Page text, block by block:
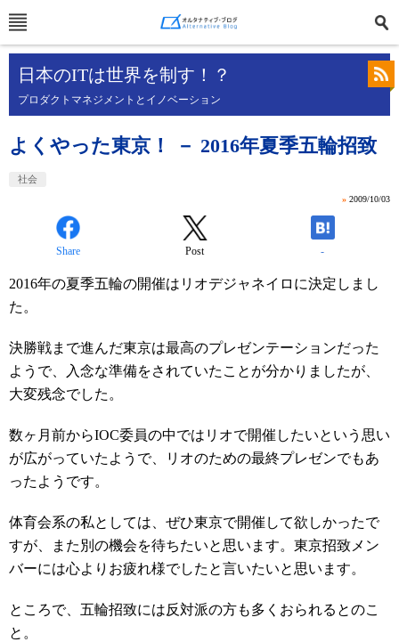
日本のITは世界を制す！？
プロダクトマネジメントとイノベーション
よくやった東京！ － 2016年夏季五輪招致
社会
» 2009/10/03
Share Post -
2016年の夏季五輪の開催はリオデジャネイロに決定しまし
た。
決勝戦まで進んだ東京は最高のプレゼンテーションだった
ようで、入念な準備をされていたことが分かりましたが、
大変残念でした。
数ヶ月前からIOC委員の中ではリオで開催したいという思い
が広がっていたようで、リオのための最終プレゼンでもあ
ったようです。
体育会系の私としては、ぜひ東京で開催して欲しかったで
すが、また別の機会を待ちたいと思います。東京招致メン
バーには心よりお疲れ様でしたと言いたいと思います。
ところで、五輪招致には反対派の方も多くおられるとのこ
と。